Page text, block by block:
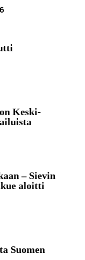
Keski-
– Sievin
aloitti
Suomen